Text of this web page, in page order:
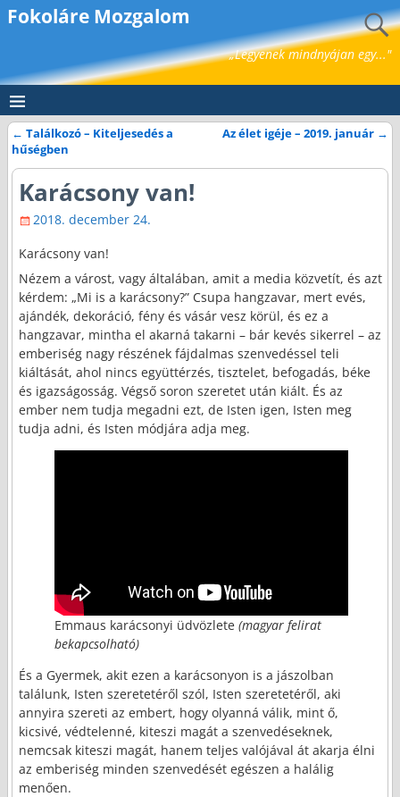
Fokoláre Mozgalom
„Legyenek mindnyájan egy..."
Bejegyzés navigáció
← Találkozó – Kiteljesedés a
hűségben
Az élet igéje – 2019. január →
Karácsony van!
2018. december 24.
Karácsony van!
Nézem a várost, vagy általában, amit a media közvetít, és azt
kérdem: „Mi is a karácsony?” Csupa hangzavar, mert evés,
ajándék, dekoráció, fény és vásár vesz körül, és ez a
hangzavar, mintha el akarná takarni – bár kevés sikerrel – az
emberiség nagy részének fájdalmas szenvedéssel teli
kiáltását, ahol nincs együttérzés, tisztelet, befogadás, béke
és igazságosság. Végső soron szeretet után kiált. És az
ember nem tudja megadni ezt, de Isten igen, Isten meg
tudja adni, és Isten módjára adja meg.
Emmaus karácsonyi üdvözlete (magyar felirat
bekapcsolható)
És a Gyermek, akit ezen a karácsonyon is a jászolban
találunk, Isten szeretetéről szól, Isten szeretetéről, aki
annyira szereti az embert, hogy olyanná válik, mint ő,
kicsivé, védtelenné, kiteszi magát a szenvedéseknek,
nemcsak kiteszi magát, hanem teljes valójával át akarja élni
az emberiség minden szenvedését egészen a halálig
menően.